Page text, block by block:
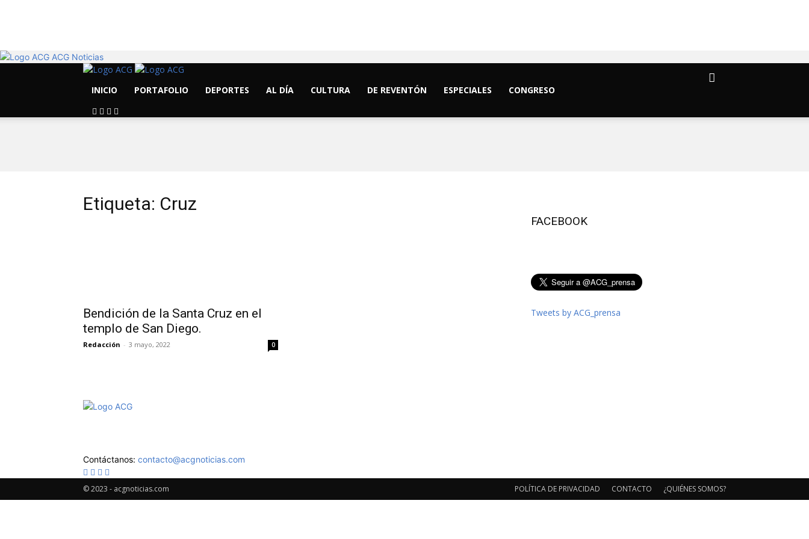
ACG Noticias
INICIO PORTAFOLIO DEPORTES AL DÍA CULTURA DE REVENTÓN ESPECIALES CONGRESO
Etiqueta: Cruz
Bendición de la Santa Cruz en el
templo de San Diego.
Redacción - 3 mayo, 2022 0
FACEBOOK
Tweets by ACG_prensa
Contáctanos: contacto@acgnoticias.com
POLÍTICA DE PRIVACIDAD CONTACTO ¿QUIÉNES SOMOS?
© 2023 - acgnoticias.com